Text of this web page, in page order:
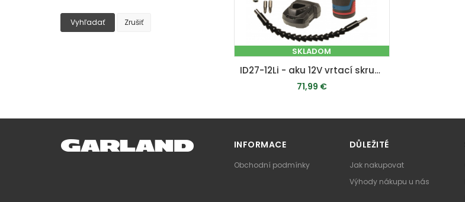
SKLADOM
ID27-12Li - aku 12V vrtací skrutkovač s príklepom + 2x batéria 2 Ah + nabíjačka + kufor
71,99 €
PRIDAŤ DO KOŠÍKA
Vyhľadať Zrušiť
INFORMACE
Obchodní podmínky
DŮLEŽITÉ
Jak nakupovat
Výhody nákupu u nás